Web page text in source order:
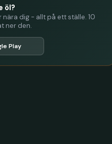
öl?
dig - allt på ett ställe. 10
ner den.
Play